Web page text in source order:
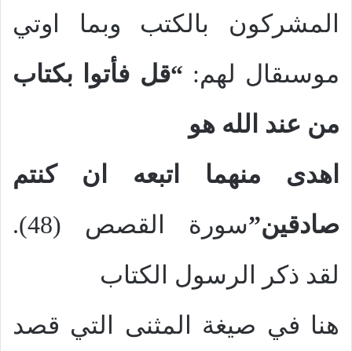
المشركون بالكتب وبما اوتي
موسىقال لهم: “قل فأتوا بكتاب
من عند الله هو
اهدى منهما اتبعه ان كنتم
صادقين”
سورة القصص (48).
لقد ذكر الرسول الكتاب
هنا في صيغة المثنى التي قصد